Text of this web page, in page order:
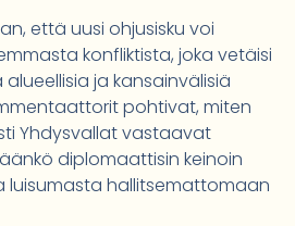
että uusi ohjusisku voi
konfliktista, joka vetäisi
ja kansainvälisiä
pohtivat, miten
Yhdysvallat vastaavat
diplomaattisin keinoin
hallitsemattomaan